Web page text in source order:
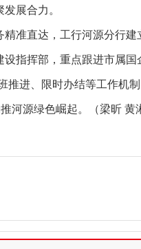
展合力。
准直达，工行河源分行建
指挥部，重点跟进市属国
推进、限时办结等工作机
河源绿色崛起。（梁昕 黄